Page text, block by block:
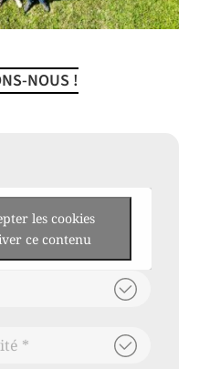
NOUS !
les cookies
ce contenu